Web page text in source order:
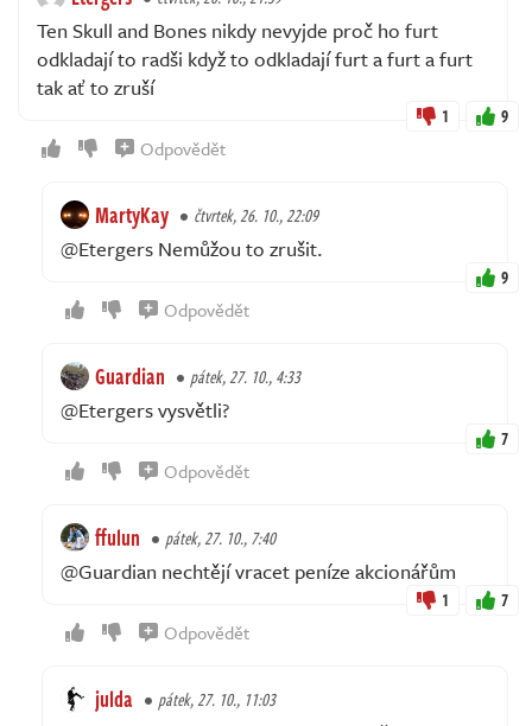
Ten Skull and Bones nikdy nevyjde proč ho furt
odkladají to radši když to odkladají furt a furt a furt
tak ať to zruší
1 9
Odpovědět
MartyKay čtvrtek, 26. 10., 22:09
@Etergers Nemůžou to zrušit.
9
Odpovědět
Guardian pátek, 27. 10., 4:33
@Etergers vysvětli?
7
Odpovědět
ffulun pátek, 27. 10., 7:40
@Guardian nechtějí vracet peníze akcionářům
1 7
Odpovědět
julda pátek, 27. 10., 11:03